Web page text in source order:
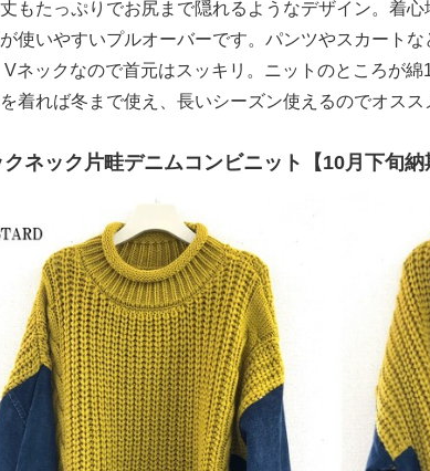
もたっぷりでお尻まで隠れるようなデザイン。着
使いやすいプルオーバーです。パンツやスカート
Vネックなので首元はスッキリ。ニットのところが
着れば冬まで使え、長いシーズン使えるのでオスス
クネック片畦デニムコンビニット 【10月下旬納